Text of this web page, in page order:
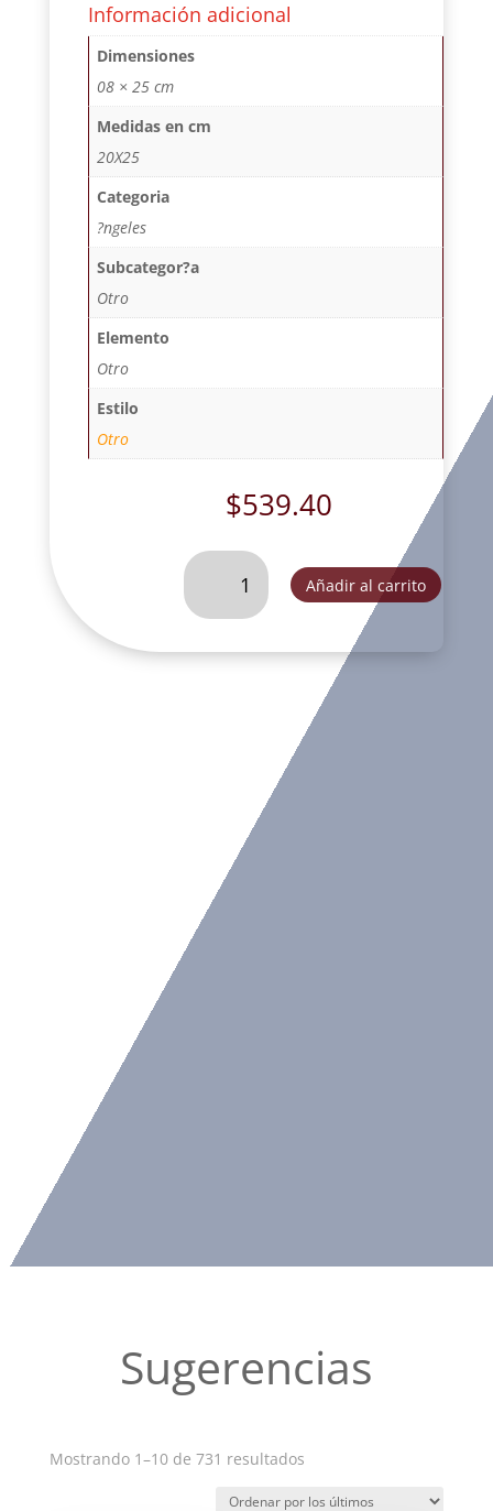
Información adicional
Dimensiones
08 × 25 cm
Medidas en cm
20X25
Categoria
?ngeles
Subcategor?a
Otro
Elemento
Otro
Estilo
Otro
$539.40
ANGEL
ORQUESTA
BATUTA
OLIVO-
Añadir al carrito
Sugerencias
Mostrando 1–10 de 731 resultadosOrdenado